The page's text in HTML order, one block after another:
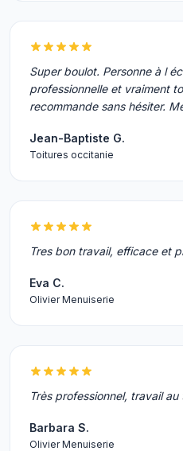
Super boulot. Personne à l
professionnelle et vraiment
recommande sans hésiter.
Jean-Baptiste G.
Toitures occitanie
Tres bon travail, efficace et
Eva C.
Olivier Menuiserie
Très professionnel, travail
Barbara S.
Olivier Menuiserie